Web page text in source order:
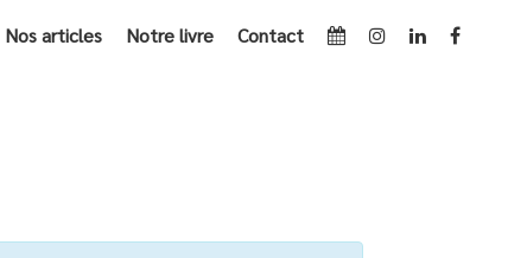
Nos articles Notre livre Contact